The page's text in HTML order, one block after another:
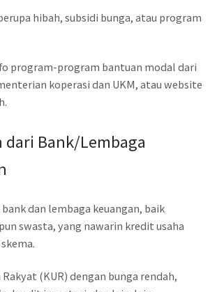
hibah, subsidi bunga, atau program
program-program bantuan modal dari
koperasi dan UKM, atau website
dari Bank/Lembaga
dan lembaga keuangan, baik
swasta, yang nawarin kredit usaha
(KUR) dengan bunga rendah,